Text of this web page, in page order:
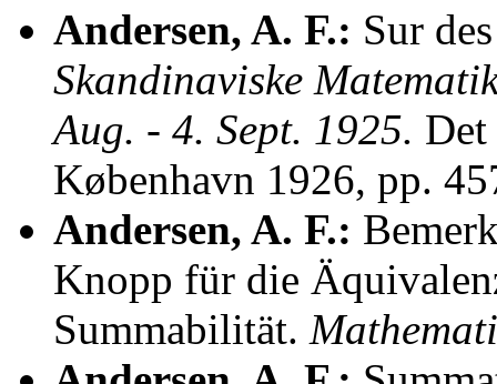
Andersen, A. F.: Sur
Skandinaviske
Aug. - 4. Sept. 1925. Det
København 1926, pp.
Andersen, A. F.:
Knopp für die
Summabilität.